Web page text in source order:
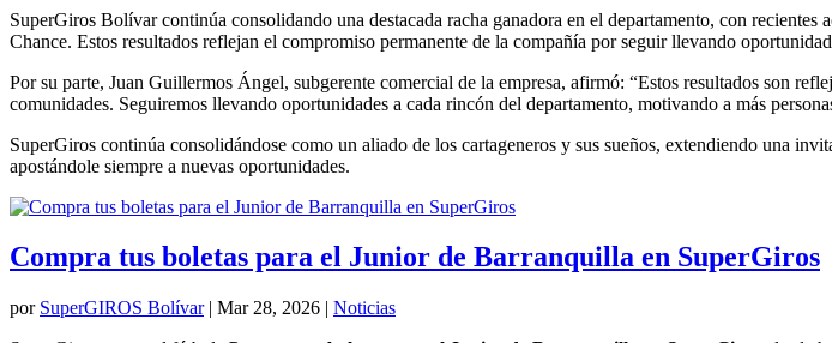
SuperGiros Bolívar continúa consolidando una destacada racha ganadora en el departamento, con
Chance. Estos resultados reflejan el compromiso permanente de la compañía por seguir llevando
Por su parte, Juan Guillermos Ángel, subgerente comercial de la empresa, afirmó: “Estos resultados son
comunidades. Seguiremos llevando oportunidades a cada rincón del departamento, motivando a más
SuperGiros continúa consolidándose como un aliado de los cartageneros y sus sueños, extendiendo una
apostándole siempre a nuevas oportunidades.
Compra tus boletas para el Junior de Barranquilla en SuperGiros
por SuperGIROS Bolívar| Mar 28, 2026 | Noticias